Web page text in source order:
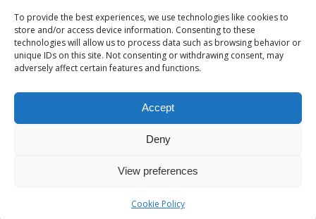
To provide the best experiences, we use technologies like cookies to
store and/or access device information. Consenting to these
technologies will allow us to process data such as browsing behavior or
unique IDs on this site. Not consenting or withdrawing consent, may
adversely affect certain features and functions.
Accept
Deny
View preferences
Cookie Policy
όταν απαιτείται ιστολογική επιβεβαίωση.Η σωστή επιλογή
ασθενούς, η προετοιμασία και η συνδυαστική αξιολόγηση με
άλλες διαγνωστικές μεθόδους διασφαλίζουν υψηλή ακρίβεια,
και περιορίζοντας τον κίνδυνο επιπλοκών.
Θεραπευτική ERCP: Τι μπορεί να
Η θεραπευτική ERCP χοληφόρων και παγκρέατος δίνει τη
δυνατότητα αντιμετώπισης πολλών προβλημάτων χωρίς